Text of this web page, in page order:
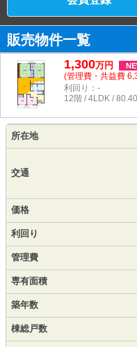
販売物件一覧
1,300万円
(管理費・共益費
利回り：-
12階 / 4LDK /
所在地
交通
価格
利回り
管理費
専有面積
築年数
棟総戸数